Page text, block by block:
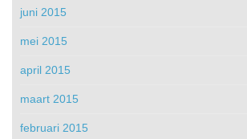
juni 2015
mei 2015
april 2015
maart 2015
februari 2015